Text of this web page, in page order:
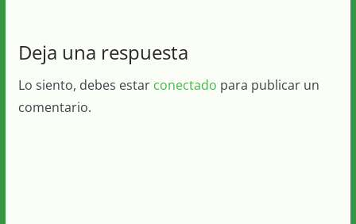
Deja una respuesta
Lo siento, debes estar conectado para publicar un
comentario.